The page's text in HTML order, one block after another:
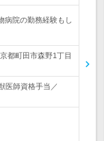
病院の勤務経験もし
都町田市森野1丁目
医師資格手当／